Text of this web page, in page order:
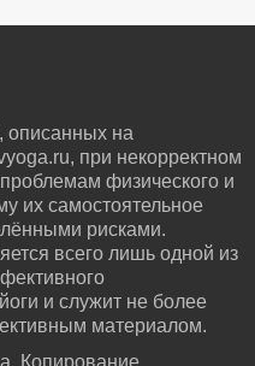
на
при некорректном
физического и
их самостоятельное
рисками.
всего лишь одной из
и служит не более
материалом.
Копирование